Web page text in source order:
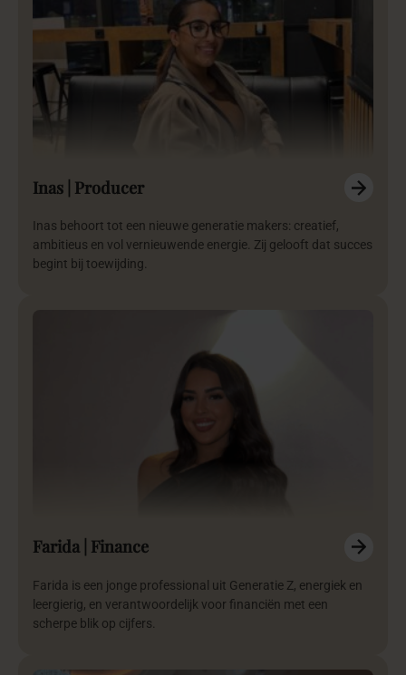
Inas | Producer
Inas behoort tot een nieuwe generatie makers: creatief,
ambitieus en vol vernieuwende energie. Zij gelooft dat succes
begint bij toewijding.
Farida | Finance
Farida is een jonge professional uit Generatie Z, energiek en
leergierig, en verantwoordelijk voor financiën met een
scherpe blik op cijfers.